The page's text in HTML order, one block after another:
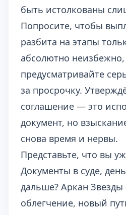
быть истолкованы
Попросите, чтобы
разбита на этапы
абсолютно неизбежно,
предусматривайте
за просрочку.
соглашение — это
документ, но
снова время и нервы.
Представьте, что вы
Документы в суде,
дальше? Аркан
облегчение, новый